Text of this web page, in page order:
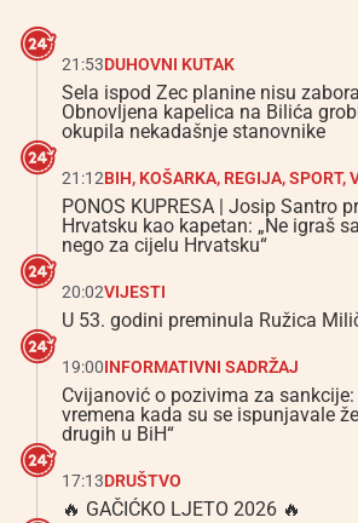
21:53DUHOVNI KUTAK
Sela ispod Zec planine nisu
Obnovljena kapelica na Bilića
okupila nekadašnje stanovnike
21:12BIH, KOŠARKA, REGIJA,SPORT,
PONOS KUPRESA | Josip Santro
Hrvatsku kao kapetan: „Ne igraš
nego za cijelu Hrvatsku“
20:02VIJESTI
U 53. godini preminula Ružica
19:00INFORMATIVNI SADRŽAJ
Cvijanović o pozivima za sankcije:
vremena kada su se ispunjavale
drugih u BiH“
17:13DRUŠTVO
🔥 GAČIĆKO LJETO 2026 🔥